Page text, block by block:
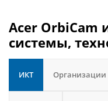
Acer OrbiCam
системы,
ИКТ Организации